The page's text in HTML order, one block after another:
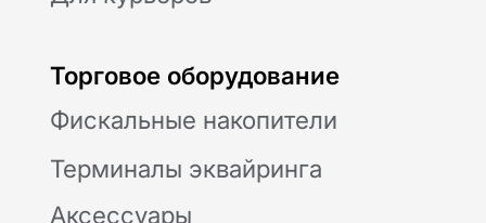
CafeStore
Модульбухгалтерия
Партнерская программа
Личный кабинет